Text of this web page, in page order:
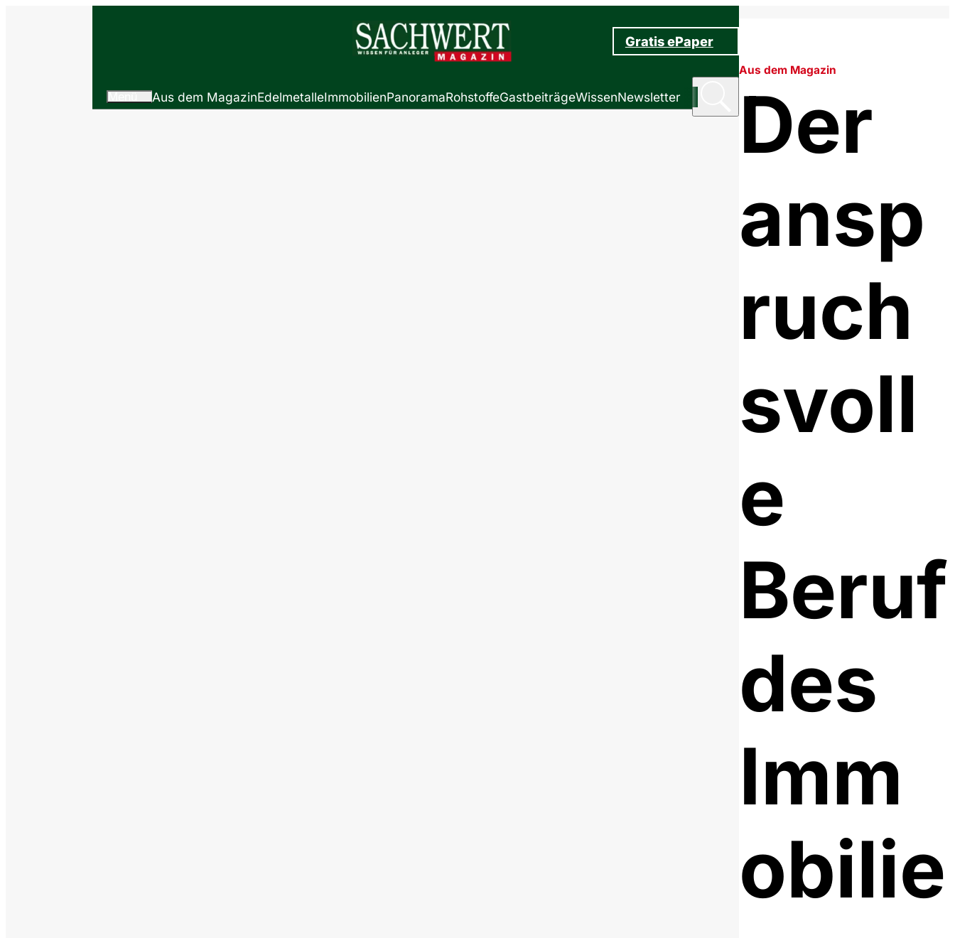
Gratis ePaper
Aus dem MagazinEdelmetalleImmobilienPanoramaRohstoffeGastbeiträgeWissenNewsletter
Aus dem Magazin
Der
ansp
ruch
svoll
e
Beruf
des
Imm
obilie